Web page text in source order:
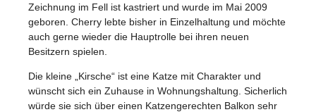
Zeichnung im Fell ist kastriert und wurde im Mai 2009
geboren. Cherry lebte bisher in Einzelhaltung und möchte
auch gerne wieder die Hauptrolle bei ihren neuen
Besitzern spielen.
Die kleine „Kirsche“ ist eine Katze mit Charakter und
wünscht sich ein Zuhause in Wohnungshaltung. Sicherlich
würde sie sich über einen Katzengerechten Balkon sehr